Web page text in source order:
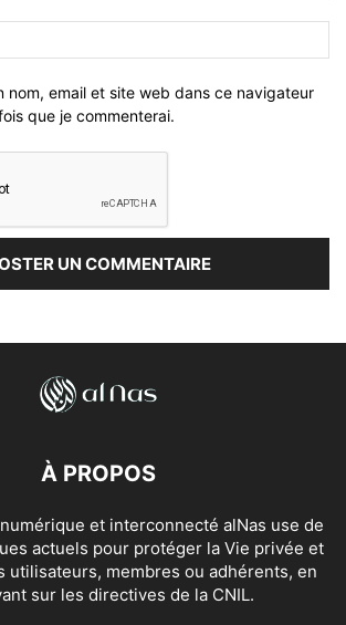
nom, email et site web dans ce navigateur
que je commenterai.
À PROPOS
et interconnecté alNas use de
actuels pour protéger la Vie privée et
utilisateurs, membres ou adhérents, en
sur les directives de la CNIL.